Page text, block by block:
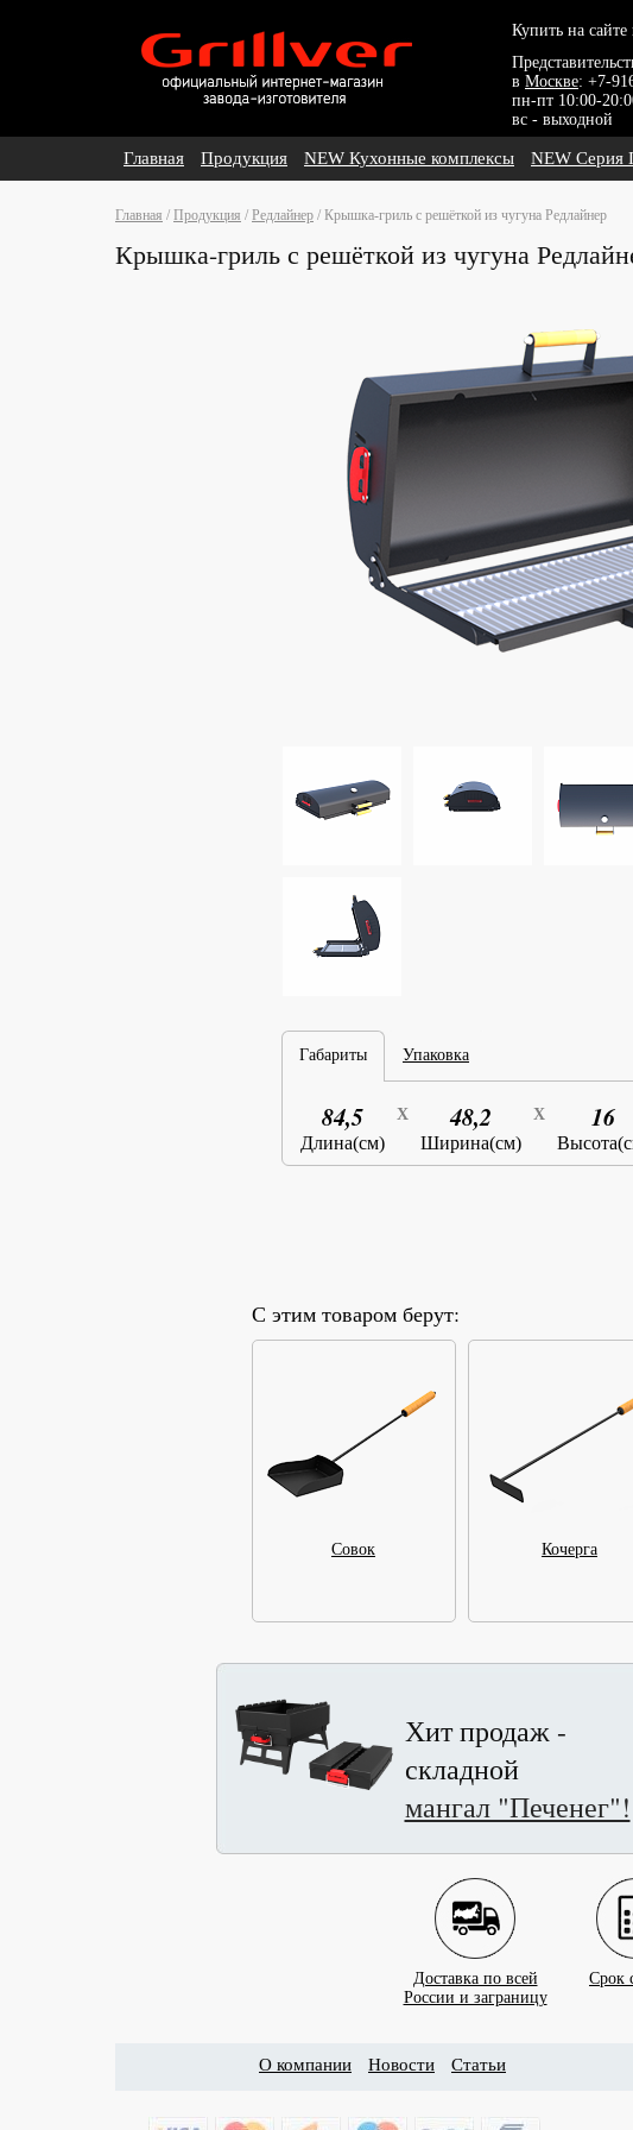
Купить на
в Москве: +7-
пн-пт 10:00-
вс - выходной
Главная Продукция NEW Кухонные комплексы NEW Серия
Главная / Продукция / Редлайнер / Крышка-гриль с решёткой из чугуна Редлайнер
Крышка-гриль с решёткой из чугуна
Габариты Упаковка
84,5
Длина(см)
X 48,2
Ширина(см)
X 16
С этим товаром берут:
Совок Кочерга
Хит продаж -
складной
мангал "Печенег"!
Доставка по всей
России и заграницу
Срок
О компании Новости Статьи